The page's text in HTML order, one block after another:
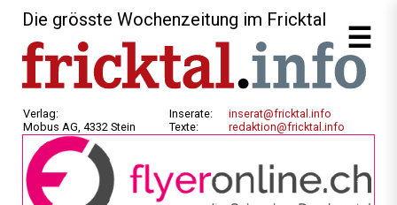
Die grösste Wochenzeitung im Fricktal
Verlag:
Mobus AG, 4332 Stein
Inserate:
Texte:
inserat@fricktal.info
redaktion@fricktal.info